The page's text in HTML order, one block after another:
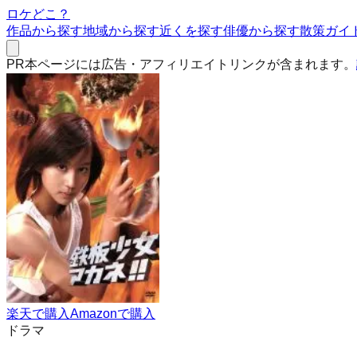
ロケどこ？
作品から探す地域から探す近くを探す俳優から探す散策ガイ
PR本ページには広告・アフィリエイトリンクが含まれます。
楽天で購入Amazonで購入
ドラマ